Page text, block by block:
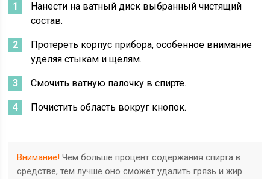
Нанести на ватный диск выбранный чистящий
состав.
Протереть корпус прибора, особенное внимание
уделяя стыкам и щелям.
Смочить ватную палочку в спирте.
Почистить область вокруг кнопок.
Внимание! Чем больше процент содержания спирта в
средстве, тем лучше оно сможет удалить грязь и жир.